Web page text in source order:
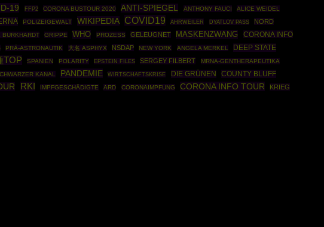
19 FFP2 CORONA BUSTOUR 2020 ANTI-SPIEGEL ANTHONY FAUCI ALICE WEIDEL
POLIZEIGEWALT WIKIPEDIA COVID19 AHRWEILER DYATLOV PASS
NORD
BURKHARDT GRIPPE WHO PROZESS GELEUGNET MASKENZWANG
CORONA INFO
PRÄ-ASTRONAUTIK 大名 ASPHYX NSDAP NEW YORK ANGELA MERKEL DEEP STATE
TOP SPANIEN POLARITY EPSTEIN FILES SERGEY FILBERT MRNA-GENTHERAPEUTIKA
KANAL PANDEMIE WIRTSCHAFTSKRISE DIE GRÜNEN COUNTY BLUFF
RKI IMPFGESCHÄDIGTE ARD CORONAIMPFUNG CORONA INFO TOUR KRIEG